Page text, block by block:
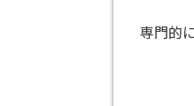
専門的